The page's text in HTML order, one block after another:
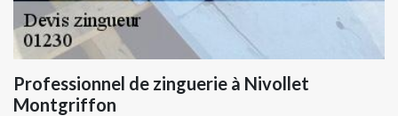
Professionnel de zinguerie à Nivollet
Montgriffon